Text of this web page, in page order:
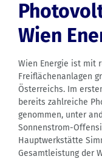
Wien
Wien Energie ist mit
Freiflächenanlagen
Österreichs. Im
bereits zahlreiche
genommen, unter
Sonnenstrom-
Hauptwerkstätte
Gesamtleistung der